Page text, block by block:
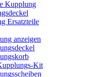
Kupplung
Ersatzteile
anzeigen
Kit